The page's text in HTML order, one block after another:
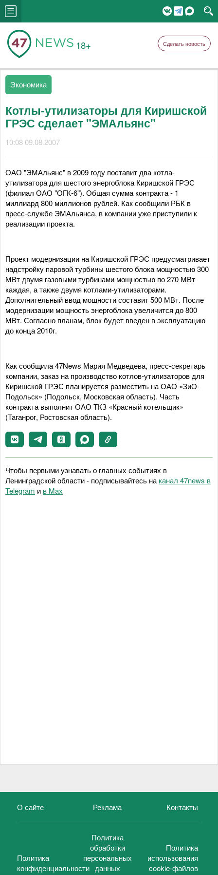
18+ Сделать новость
Экономика
Котлы-утилизаторы для Киришской
ГРЭС сделает "ЭМАльянс"
10:08 09.08.2007
ОАО "ЭМАльянс" в 2009 году поставит два котла-
утилизатора для шестого энергоблока Киришской ГРЭС
(филиал ОАО "ОГК-6"). Общая сумма контракта - 1
миллиард 800 миллионов рублей. Как сообщили РБК в
пресс-службе ЭМАльянса, в компании уже приступили к
реализации проекта.
Проект модернизации на Киришской ГРЭС предусматривает
надстройку паровой турбины шестого блока мощностью 300
МВт двумя газовыми турбинами мощностью по 270 МВт
каждая, а также двумя котлами-утилизаторами.
Дополнительный ввод мощности составит 500 МВт. После
модернизации мощность энергоблока увеличится до 800
МВт. Согласно планам, блок будет введен в эксплуатацию
до конца 2010г.
Как сообщила 47News Мария Медведева, пресс-секретарь
компании, заказ на производство котлов-утилизаторов для
Киришской ГРЭС планируется разместить на ОАО «ЗиО-
Подольск» (Подольск, Московская область). Часть
контракта выполнит ОАО ТКЗ «Красный котельщик»
(Таганрог, Ростовская область).
Чтобы первыми узнавать о главных событиях в
Ленинградской области - подписывайтесь на канал 47news в
Telegram и в Maх
О сайте Реклама Контакты
Политика
конфиденциальности
Политика
обработки
персональных
данных
Политика
использования
cookie-файлов